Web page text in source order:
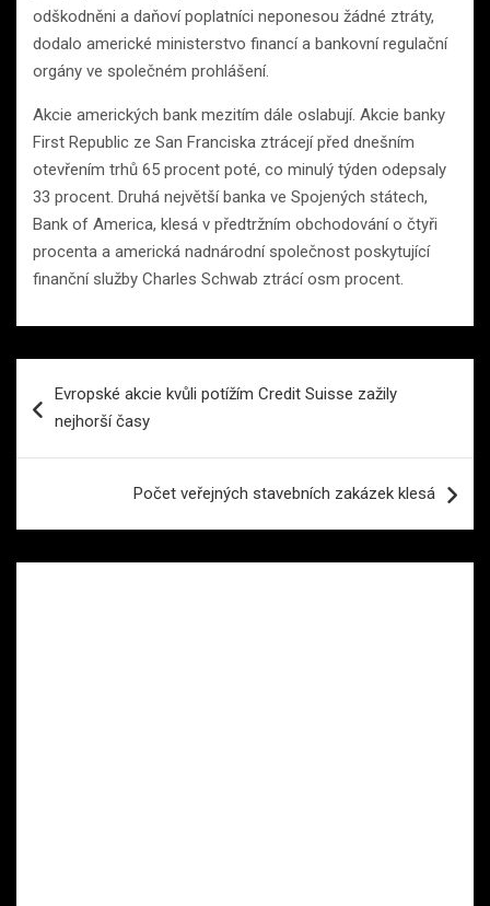
odškodněni a daňoví poplatníci neponesou žádné ztráty,
dodalo americké ministerstvo financí a bankovní regulační
orgány ve společném prohlášení.
Akcie amerických bank mezitím dále oslabují. Akcie banky
First Republic ze San Franciska ztrácejí před dnešním
otevřením trhů 65 procent poté, co minulý týden odepsaly
33 procent. Druhá největší banka ve Spojených státech,
Bank of America, klesá v předtržním obchodování o čtyři
procenta a americká nadnárodní společnost poskytující
finanční služby Charles Schwab ztrácí osm procent.
proEvropské akcie kvůli potížím Credit Suisse zažily
nejhorší časy
Počet veřejných stavebních zakázek klesá